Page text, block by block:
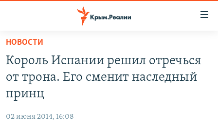
Вернуться
основному
содержанию
Вернутся
главной
СПЕЦПРОЕКТЫ
11 ЛЕТ ОККУПАЦИИ КРЫМА. 11 ИСТОРИЙ СОПРОТИВЛЕНИЯ
ВОДА
ЕЩЕ
НОВОСТИ
Король Испании решил отречься
от трона. Его сменит наследный
принц
02 июня 2014, 16:08